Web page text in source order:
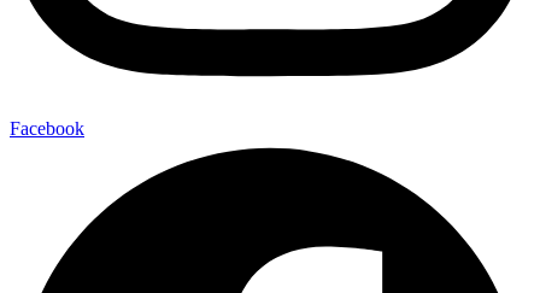
Facebook